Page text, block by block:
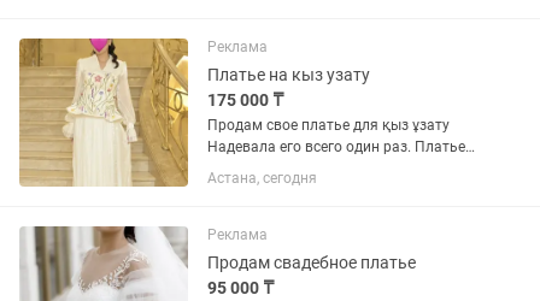
Реклама
Платье на кыз узату
175 000 ₸
Продам свое платье для қыз ұзату
Надевала его всего один раз. Платье
шилось на заказ специально для моего
қыз ұзату, платье очень нежное.
химчистки, чистое и в...
Астана, сегодня
Реклама
Продам свадебное платье
95 000 ₸